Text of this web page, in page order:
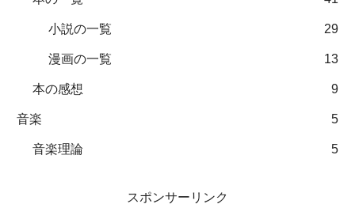
小説の一覧 29
漫画の一覧 13
本の感想 9
音楽 5
音楽理論 5
スポンサーリンク